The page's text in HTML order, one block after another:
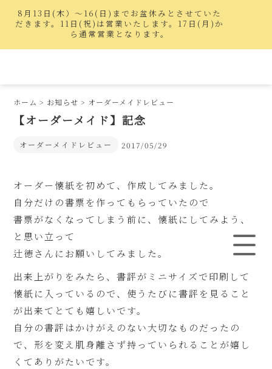
8月13日(木）〜16(日)までお盆休みとさせていた
だきます。11日(祝)は営業いたします。17日(月)か
ら通常営業となります。
ホーム > お知らせ > オーダーメイドレビュー
【オーダーメイド】記念
オーダーメイドレビュー 2017/05/29
オーダー懐紙を初めて、作成してみました。
自分だけの書票を作ってもらっていたので
書票がなくなってしまう前に、懐紙にしてみよう、
と思い立って
辻徳さんにお願いしてみました。
出来上がりをみたら、書評がミニサイズで印刷して
懐紙に入っているので、使うたびに書評を見ること
が出来てとても嬉しいです。
自分の書評はかけがえのない大切なものだったの
で、形を変え肌身離さず持っていられることが嬉し
くてありがたいです。